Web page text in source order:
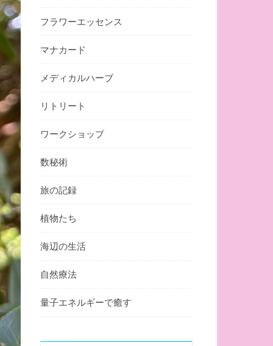
フラワーエッセンス
マナカード
メディカルハーブ
リトリート
ワークショップ
数秘術
旅の記録
植物たち
海辺の生活
自然療法
量子エネルギーで癒す